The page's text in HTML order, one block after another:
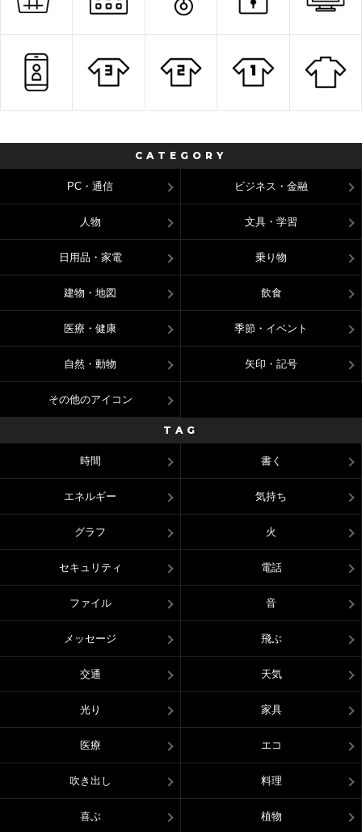
CATEGORY
PC・通信 ビジネス・金融
人物 文具・学習
日用品・家電 乗り物
建物・地図 飲食
医療・健康 季節・イベント
自然・動物 矢印・記号
その他のアイコン
TAG
時間 書く
エネルギー 気持ち
グラフ 火
セキュリティ 電話
ファイル 音
メッセージ 飛ぶ
交通 天気
光り 家具
医療 エコ
吹き出し 料理
喜ぶ 植物